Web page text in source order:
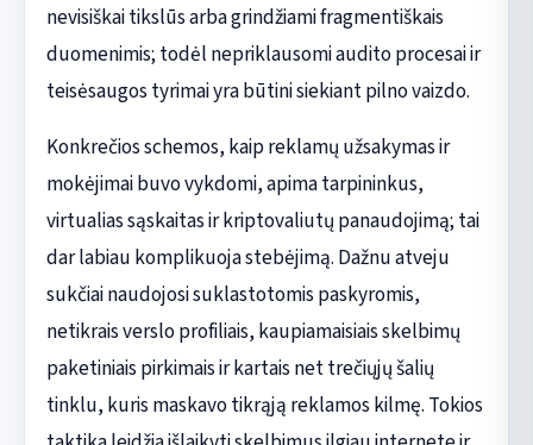
nevisiškai tikslūs arba grindžiami fragmentiškais
duomenimis; todėl nepriklausomi audito procesai ir
teisėsaugos tyrimai yra būtini siekiant pilno vaizdo.
Konkrečios schemos, kaip reklamų užsakymas ir
mokėjimai buvo vykdomi, apima tarpininkus,
virtualias sąskaitas ir kriptovaliutų panaudojimą; tai
dar labiau komplikuoja stebėjimą. Dažnu atveju
sukčiai naudojosi suklastotomis paskyromis,
netikrais verslo profiliais, kaupiamaisiais skelbimų
paketiniais pirkimais ir kartais net trečiųjų šalių
tinklu, kuris maskavo tikrąją reklamos kilmę. Tokios